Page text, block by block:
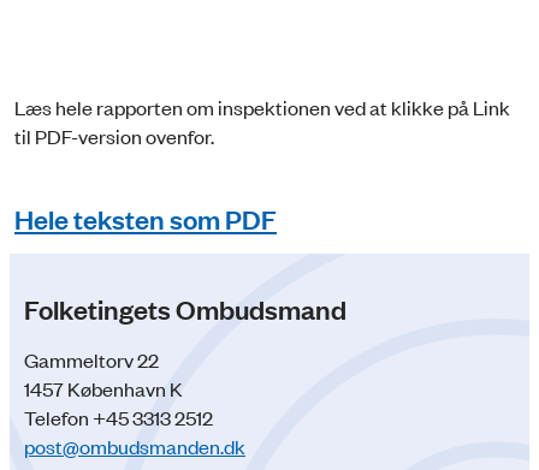
Læs hele rapporten om inspektionen ved at klikke på Link
til PDF-version ovenfor.
Hele teksten som PDF
Folketingets Ombudsmand
Gammeltorv 22
1457 København K
Telefon +45 3313 2512
post@ombudsmanden.dk